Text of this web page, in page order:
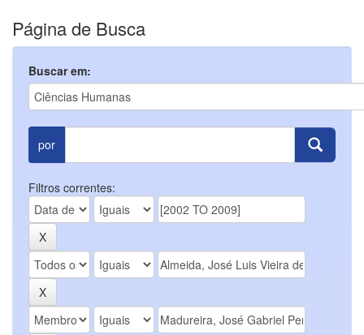
Página de Busca
Buscar em:
por
Filtros correntes: